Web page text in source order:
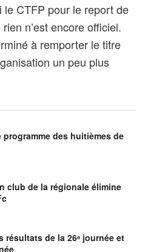
CTFP pour le report de
n’est encore officiel.
à remporter le titre
un peu plus
programme des huitièmes de
club de la régionale élimine
résultats de la 26ᵉ journée et